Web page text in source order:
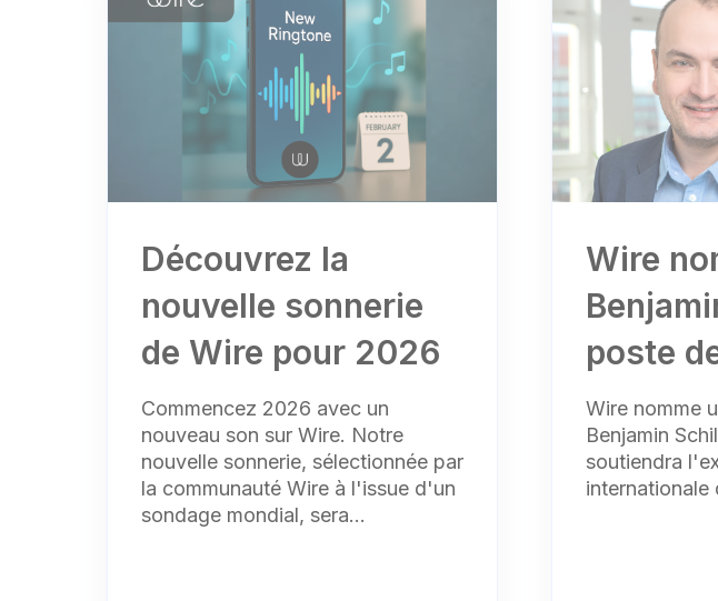
Découvrez la
nouvelle sonnerie
de Wire pour 2026
Commencez 2026 avec un
nouveau son sur Wire. Notre
nouvelle sonnerie, sélectionnée par
la communauté Wire à l'issue d'un
sondage mondial, sera...
Wire
poste
Wire nomme
Benjamin
soutiendra
internationale